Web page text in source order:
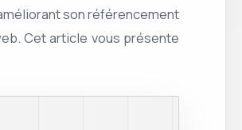
son référencement
Cet article vous présente